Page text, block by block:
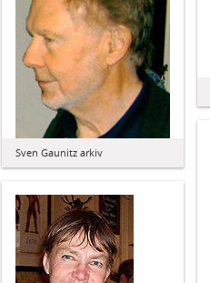
Sven Gaunitz arkiv